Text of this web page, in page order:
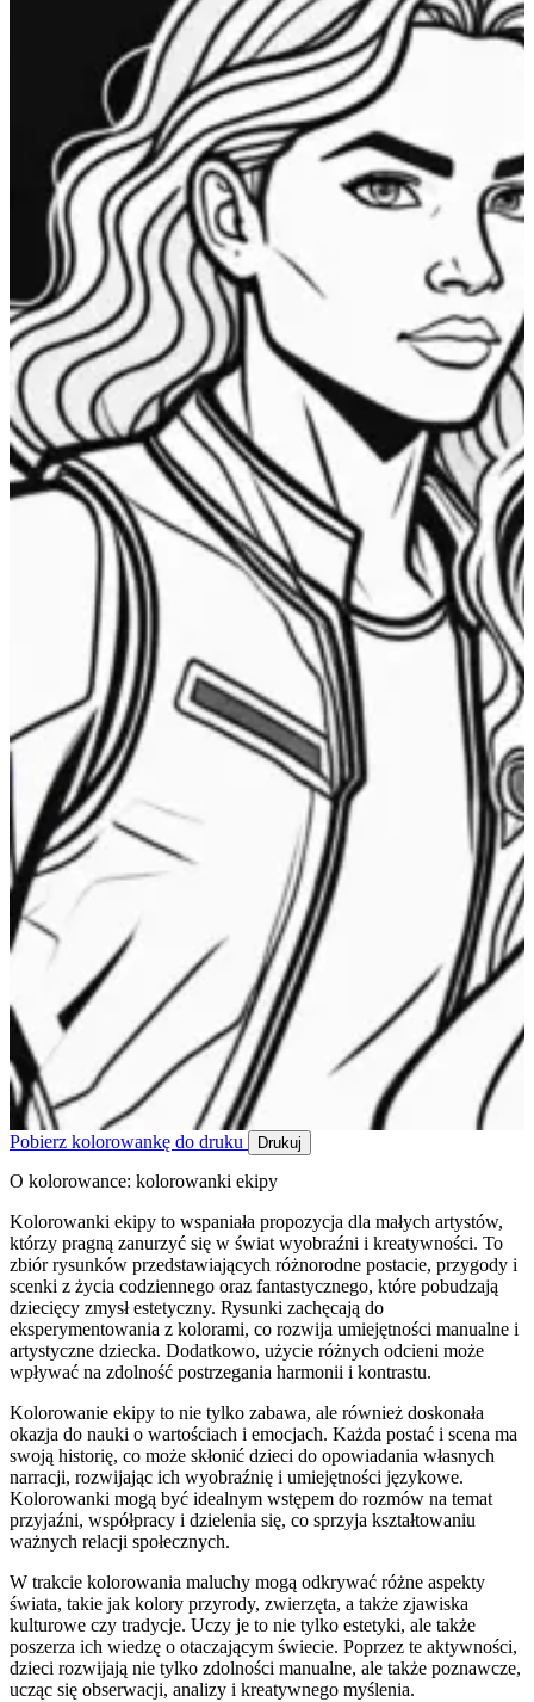
Pobierz kolorowankę do druku Drukuj
O kolorowance: kolorowanki ekipy
Kolorowanki ekipy to wspaniała propozycja dla małych artystów,
którzy pragną zanurzyć się w świat wyobraźni i kreatywności. To
zbiór rysunków przedstawiających różnorodne postacie, przygody i
scenki z życia codziennego oraz fantastycznego, które pobudzają
dziecięcy zmysł estetyczny. Rysunki zachęcają do
eksperymentowania z kolorami, co rozwija umiejętności manualne i
artystyczne dziecka. Dodatkowo, użycie różnych odcieni może
wpływać na zdolność postrzegania harmonii i kontrastu.
Kolorowanie ekipy to nie tylko zabawa, ale również doskonała
okazja do nauki o wartościach i emocjach. Każda postać i scena ma
swoją historię, co może skłonić dzieci do opowiadania własnych
narracji, rozwijając ich wyobraźnię i umiejętności językowe.
Kolorowanki mogą być idealnym wstępem do rozmów na temat
przyjaźni, współpracy i dzielenia się, co sprzyja kształtowaniu
ważnych relacji społecznych.
W trakcie kolorowania maluchy mogą odkrywać różne aspekty
świata, takie jak kolory przyrody, zwierzęta, a także zjawiska
kulturowe czy tradycje. Uczy je to nie tylko estetyki, ale także
poszerza ich wiedzę o otaczającym świecie. Poprzez te aktywności,
dzieci rozwijają nie tylko zdolności manualne, ale także poznawcze,
ucząc się obserwacji, analizy i kreatywnego myślenia.